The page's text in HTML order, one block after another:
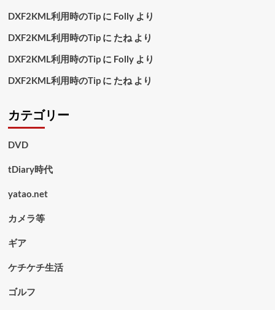
DXF2KML利用時のTipに Follyより
DXF2KML利用時のTipに たねより
DXF2KML利用時のTipに Follyより
DXF2KML利用時のTipに たねより
カテゴリー
DVD
tDiary時代
yatao.net
カメラ等
ギア
ケチケチ生活
ゴルフ